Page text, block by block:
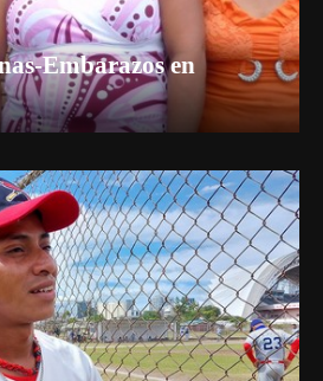
Embarazos en